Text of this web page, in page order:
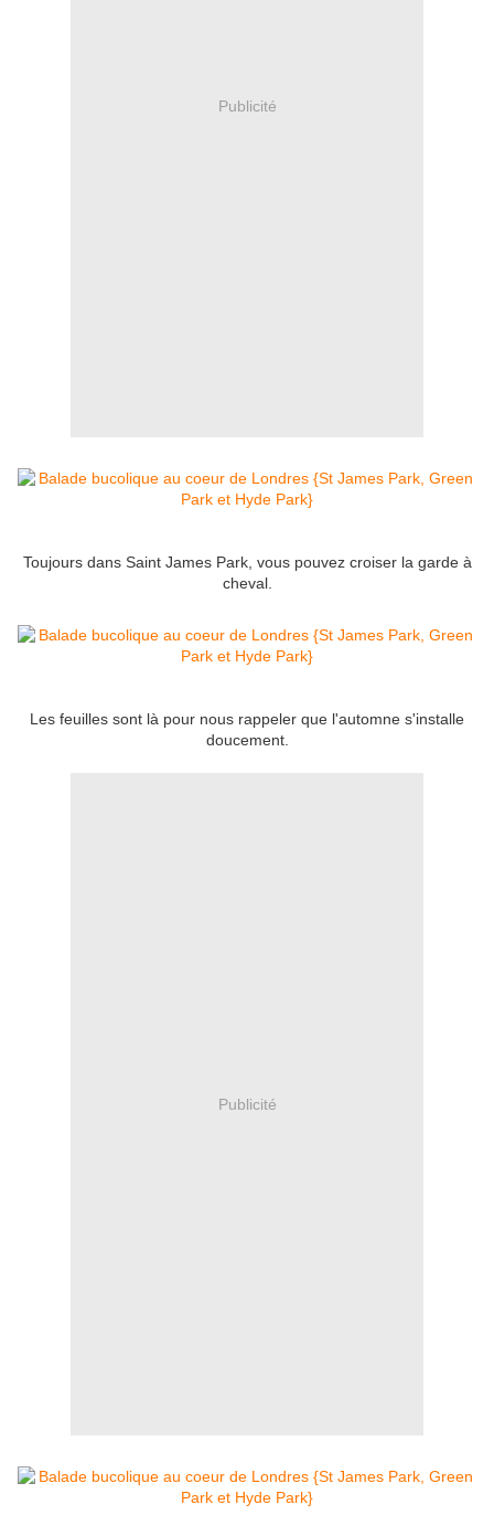
Publicité
Toujours dans Saint James Park, vous pouvez croiser la garde à
cheval.
Les feuilles sont là pour nous rappeler que l'automne s'installe
doucement.
Publicité